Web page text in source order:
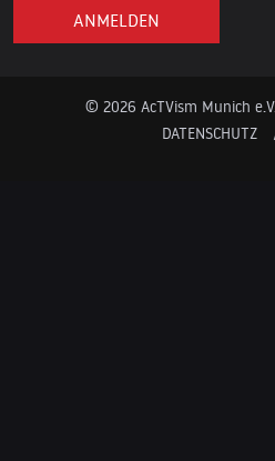
© 2026 AcTVism Munich
DATENSCHUTZ